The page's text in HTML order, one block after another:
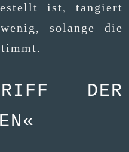
ist, tan­giert
solan­ge die
DER